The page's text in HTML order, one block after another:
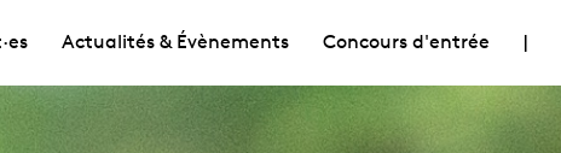
Actualités & Évènements Concours d'entrée |